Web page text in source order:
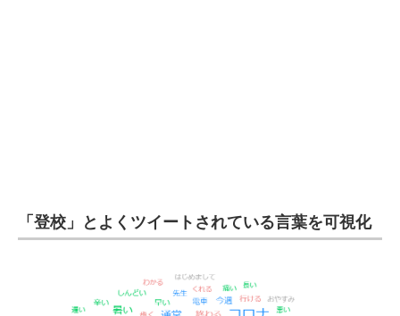
電子設計の基本と応用
「登校」とよくツイートされている言葉を可視化